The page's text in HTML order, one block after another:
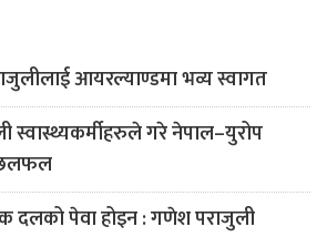
आयरल्याण्डमा भव्य स्वागत
स्वास्थ्यकर्मीहरुले गरे नेपाल–युरोप
छलफल
दलको पेवा होइन : गणेश पराजुली